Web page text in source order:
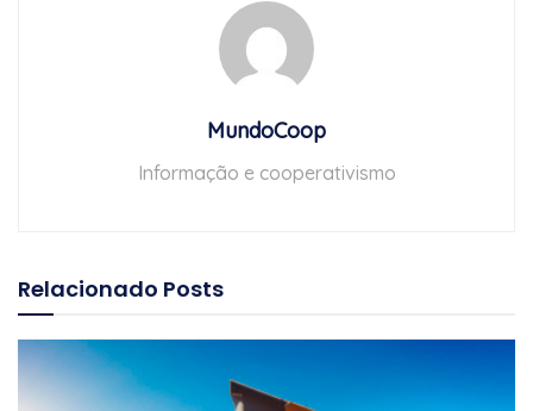
MundoCoop
Informação e cooperativismo
Relacionado Posts